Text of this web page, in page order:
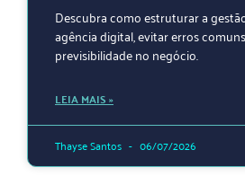
Descubra como estruturar a
agência digital, evitar erros
previsibilidade no negócio.
LEIA MAIS »
Thayse Santos 06/07/2026